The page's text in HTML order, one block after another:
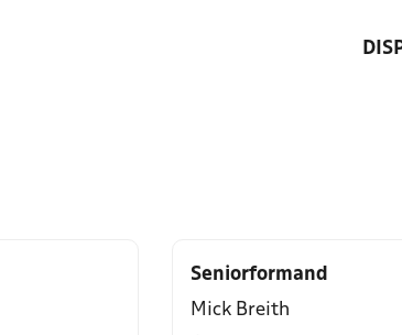
Seniorformand
Mick Breith